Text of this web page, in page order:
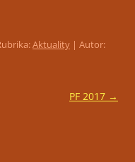
Aktuality | Autor:
PF 2017 →